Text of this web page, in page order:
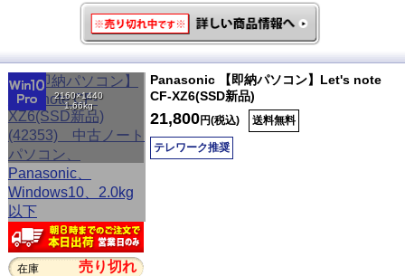
2160×1440
1.66kg
在庫 売り切れ
Panasonic 【即納パソコン】Let's note
CF-XZ6(SSD新品)
21,800円(税込) 送料無料
テレワーク推奨